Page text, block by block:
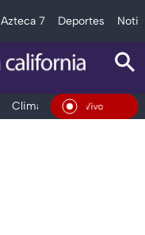
Azteca 7 Deportes
Clima Deportes
En Vivo